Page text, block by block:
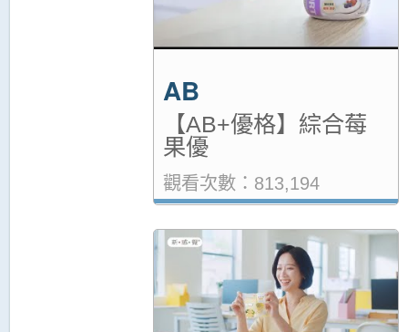
AB
【AB+優格】綜合莓
果優
觀看次數：813,194